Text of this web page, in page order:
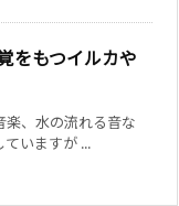
もつイルカや
、水の流れる音な
いますが ...